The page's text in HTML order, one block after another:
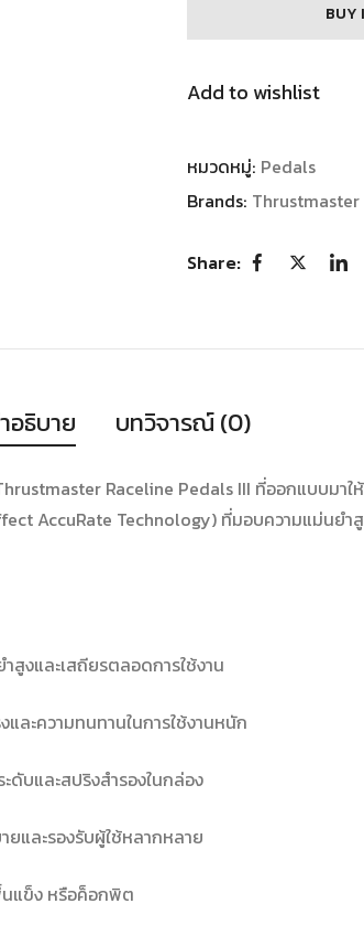
BUY
Add to wishlist
หมวดหมู่: Pedals
Brands: Thrustmaster
Share:
อธิบาย บทวิจารณ์ (0)
Raceline Pedals III ที่ออกแบบมาใ
AccuRate Technology) ที่มอบความแม่นยำ
สูงและเสถียรตลอดการใช้งาน
ละความทนทานในการใช้งานหนัก
ดับและสปริงสำรองในกล่อง
และรองรับผู้ใช้หลากหลาย
นแข็ง หรือค็อกพิต